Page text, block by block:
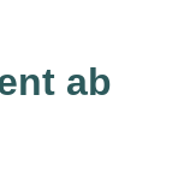
ab